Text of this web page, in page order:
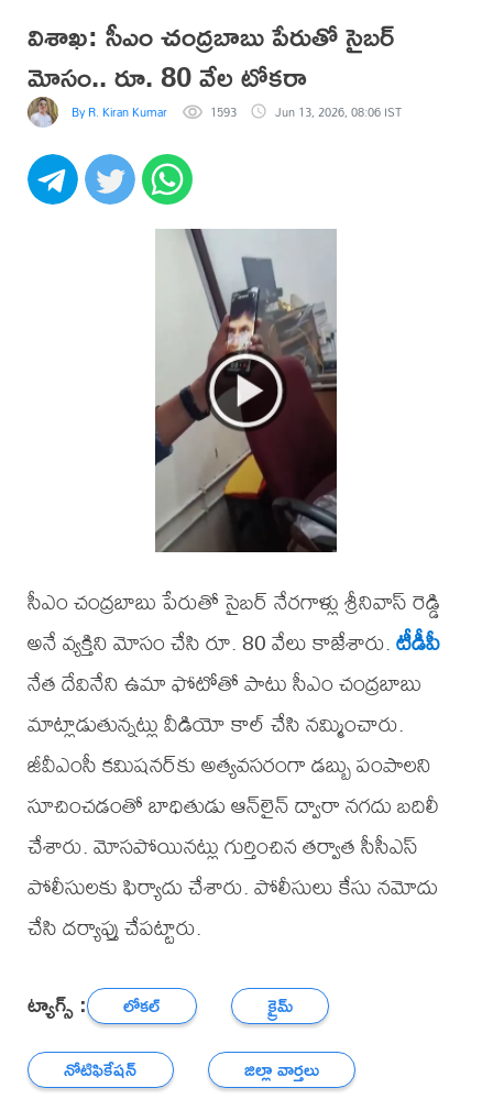
విశాఖ: సీఎం చంద్రబాబు పేరుతో సైబర్
మోసం.. రూ. 80 వేల టోకరా
By R. Kiran Kumar 1593 Jun 13, 2026, 08:06 IST
సీఎం చంద్రబాబు పేరుతో సైబర్ నేరగాళ్లు శ్రీనివాస్ రెడ్డి
అనే వ్యక్తిని మోసం చేసి రూ. 80 వేలు కాజేశారు.టీడీపీ
నేత దేవినేని ఉమా ఫోటోతో పాటు సీఎం చంద్రబాబు
మాట్లాడుతున్నట్లు వీడియో కాల్ చేసి నమ్మించారు.
జీవీఎంసీ కమిషనర్‌కు అత్యవసరంగా డబ్బు పంపాలని
సూచించడంతో బాధితుడు ఆన్‌లైన్ ద్వారా నగదు బదిలీ
చేశారు. మోసపోయినట్లు గుర్తించిన తర్వాత సీసీఎస్
పోలీసులకు ఫిర్యాదు చేశారు. పోలీసులు కేసు నమోదు
చేసి దర్యాప్తు చేపట్టారు.
ట్యాగ్స్ : లోకల్
క్రైమ్
నోటిఫికేషన్
జిల్లా వార్తలు